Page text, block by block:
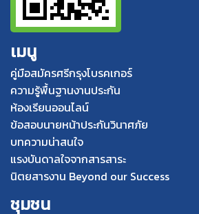
เมนู
คู่มือสมัครศรีกรุงโบรคเกอร์
ความรู้พื้นฐานงานประกัน
ห้องเรียนออนไลน์
ข้อสอบนายหน้าประกันวินาศภัย
บทความน่าสนใจ
แรงบันดาลใจจากสารสาระ
นิตยสารงาน Beyond our Success
ชุมชน